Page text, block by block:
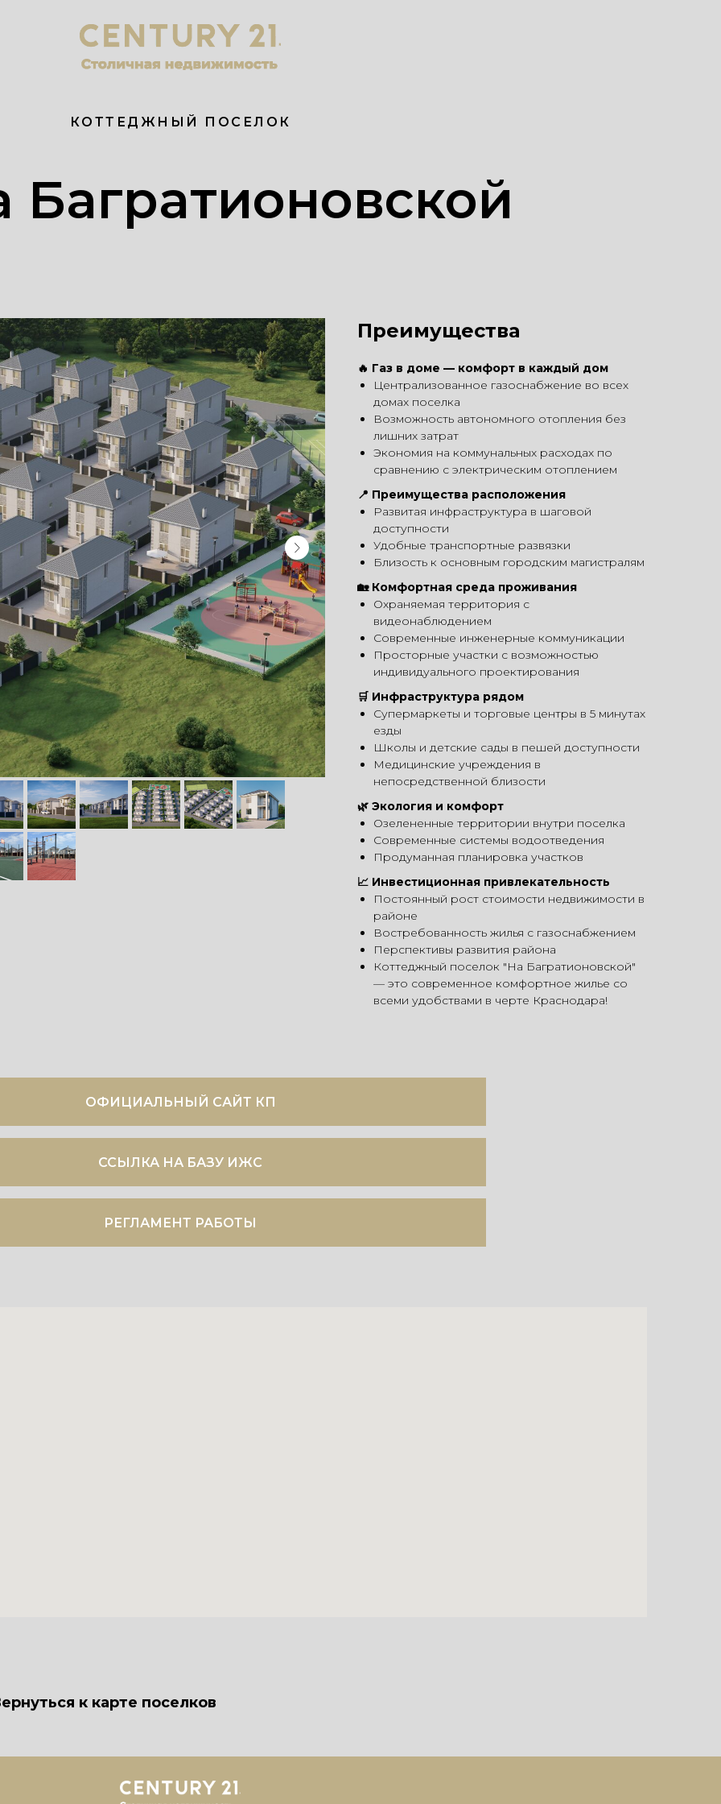
КОТТЕДЖНЫЙ ПОСЕЛОК
Преимущества
🔥 Газ в доме — комфорт в каждый дом
Централизованное газоснабжение во всех
домах поселка
Возможность автономного отопления без
лишних затрат
Экономия на коммунальных расходах по
сравнению с электрическим отоплением
📍 Преимущества расположения
Развитая инфраструктура в шаговой
доступности
Удобные транспортные развязки
Близость к основным городским магистралям
🏡 Комфортная среда проживания
Охраняемая территория с
видеонаблюдением
Современные инженерные коммуникации
Просторные участки с возможностью
индивидуального проектирования
🛒 Инфраструктура рядом
Супермаркеты и торговые центры в 5 минутах
езды
Школы и детские сады в пешей доступности
Медицинские учреждения в
непосредственной близости
🌿 Экология и комфорт
Озелененные территории внутри поселка
Современные системы водоотведения
Продуманная планировка участков
📈 Инвестиционная привлекательность
Постоянный рост стоимости недвижимости в
районе
Востребованность жилья с газоснабжением
Перспективы развития района
Коттеджный поселок "На Багратионовской"
— это современное комфортное жилье со
всеми удобствами в черте Краснодара!
ОФИЦИАЛЬНЫЙ САЙТ КП
ССЫЛКА НА БАЗУ ИЖС
РЕГЛАМЕНТ РАБОТЫ
к карте поселков